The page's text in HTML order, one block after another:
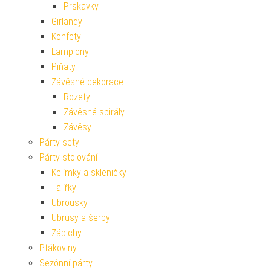
Prskavky
Girlandy
Konfety
Lampiony
Piňaty
Závěsné dekorace
Rozety
Závěsné spirály
Závěsy
Párty sety
Párty stolování
Kelímky a skleničky
Talířky
Ubrousky
Ubrusy a šerpy
Zápichy
Ptákoviny
Sezónní párty